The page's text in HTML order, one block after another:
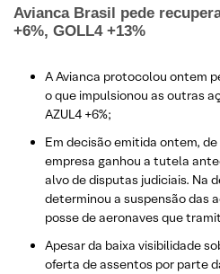
Avianca Brasil pede
+6%, GOLL4 +13%
​A Avianca protocolou ontem
o que impulsionou as outras
AZUL4 +6%;
Em decisão emitida ontem,
empresa ganhou a tutela
alvo de disputas judiciais. Na
determinou a suspensão das
posse de aeronaves que
Apesar da baixa visibilidade
oferta de assentos por parte